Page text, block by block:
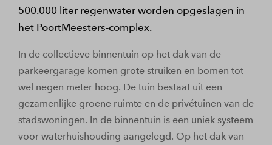
500.000 liter regenwater worden opgeslagen in
het PoortMeesters-complex.
In de collectieve binnentuin op het dak van de
parkeergarage komen grote struiken en bomen tot
wel negen meter hoog. De tuin bestaat uit een
gezamenlijke groene ruimte en de privétuinen van de
stadswoningen. In de binnentuin is een uniek systeem
voor waterhuishouding aangelegd. Op het dak van